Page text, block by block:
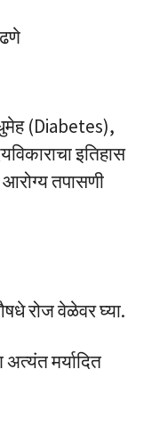
(Diabetes),
इतिहास
तपासणी
रोज वेळेवर घ्या.
मर्यादित